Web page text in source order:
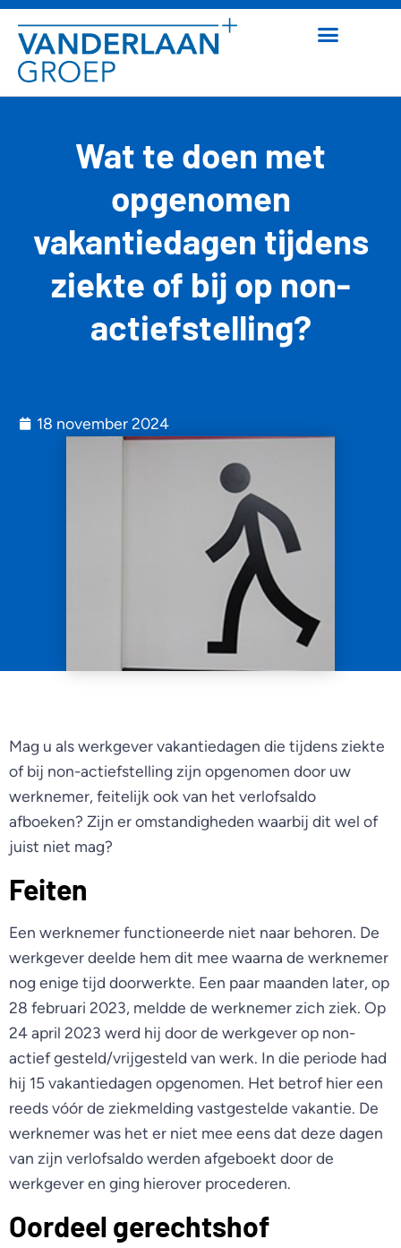
Wat te doen met
opgenomen
vakantiedagen tijdens
ziekte of bij op non-
actiefstelling?
18 november 2024
Mag u als werkgever vakantiedagen die tijdens ziekte
of bij non-actiefstelling zijn opgenomen door uw
werknemer, feitelijk ook van het verlofsaldo
afboeken? Zijn er omstandigheden waarbij dit wel of
juist niet mag?
Feiten
Een werknemer functioneerde niet naar behoren. De
werkgever deelde hem dit mee waarna de werknemer
nog enige tijd doorwerkte. Een paar maanden later, op
28 februari 2023, meldde de werknemer zich ziek. Op
24 april 2023 werd hij door de werkgever op non-
actief gesteld/vrijgesteld van werk. In die periode had
hij 15 vakantiedagen opgenomen. Het betrof hier een
reeds vóór de ziekmelding vastgestelde vakantie. De
werknemer was het er niet mee eens dat deze dagen
van zijn verlofsaldo werden afgeboekt door de
werkgever en ging hierover procederen.
Oordeel gerechtshof